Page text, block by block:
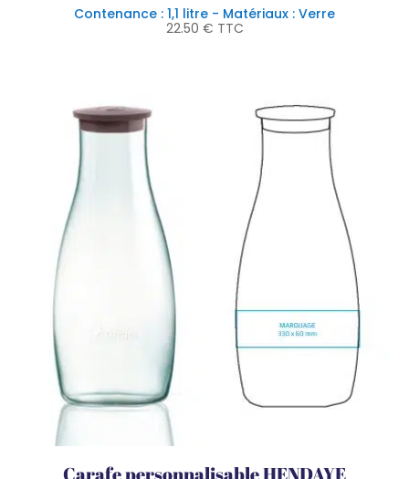
Contenance : 1,1 litre - Matériaux : Verre
22.50 € TTC
Carafe personnalisable HENDAYE